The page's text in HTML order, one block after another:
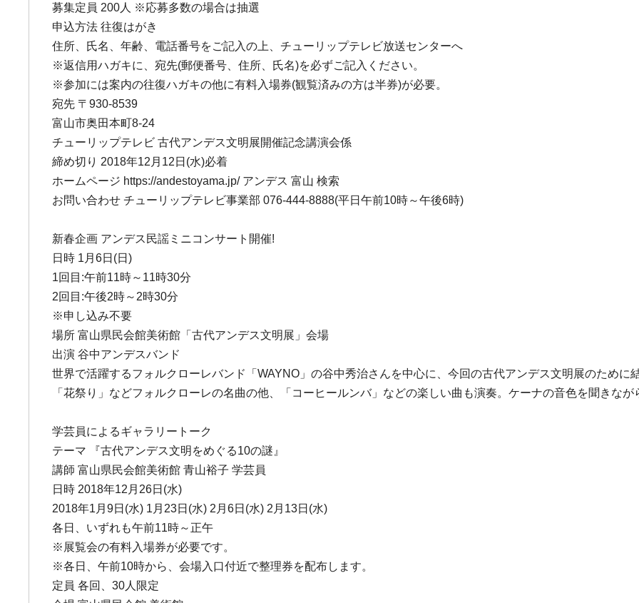
募集定員 200人 ※応募多数の場合は抽選
申込方法 往復はがき
住所、氏名、年齢、電話番号をご記入の上、チューリップテレビ放送センターへ
※返信用ハガキに、宛先(郵便番号、住所、氏名)を必ずご記入ください。
※参加には案内の往復ハガキの他に有料入場券(観覧済みの方は半券)が必要。
宛先 〒930-8539
富山市奥田本町8-24
チューリップテレビ 古代アンデス文明展開催記念講演会係
締め切り 2018年12月12日(水)必着
ホームページ https://andestoyama.jp/ アンデス 富山 検索
お問い合わせ チューリップテレビ事業部 076-444-8888(平日午前10時～午後6時)
新春企画 アンデス民謡ミニコンサート開催!
日時 1月6日(日)
1回目:午前11時～11時30分
2回目:午後2時～2時30分
※申し込み不要
場所 富山県民会館美術館「古代アンデス文明展」会場
出演 谷中アンデスバンド
世界で活躍するフォルクローレバンド「WAYNO」の谷中秀治さんを中心に、今回の古代アンデス文明展のために
「花祭り」などフォルクローレの名曲の他、「コーヒールンバ」などの楽しい曲も演奏。ケーナの音色を聞きな
学芸員によるギャラリートーク
テーマ 『古代アンデス文明をめぐる10の謎』
講師 富山県民会館美術館 青山裕子 学芸員
日時 2018年12月26日(水)
2018年1月9日(水) 1月23日(水) 2月6日(水) 2月13日(水)
各日、いずれも午前11時～正午
※展覧会の有料入場券が必要です。
※各日、午前10時から、会場入口付近で整理券を配布します。
定員 各回、30人限定